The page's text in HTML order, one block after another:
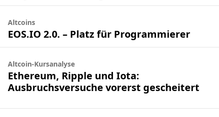
Altcoins
EOS.IO 2.0. – Platz für Programmierer
Altcoin-Kursanalyse
Ethereum, Ripple und Iota:
Ausbruchsversuche vorerst gescheitert